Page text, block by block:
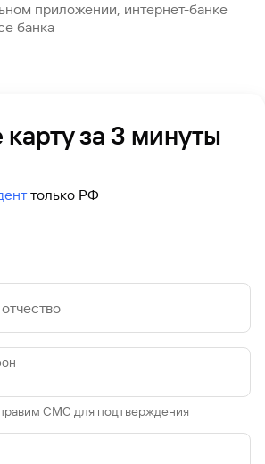
приложении, интернет-банке
банка
за 3 минуты
только РФ
СМС для подтверждения